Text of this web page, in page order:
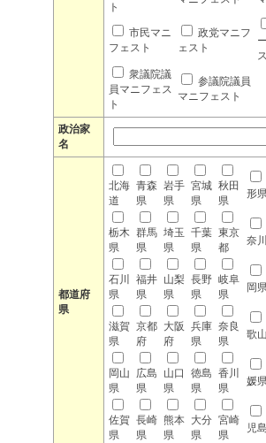
ト
市民マニ
フェスト
政党マニフ
ェスト
衆議院議
員マニフェス
ト
参議院議員
マニフェスト
政治家
名
都道府
県
北海
道
青森
県
岩手
県
宮城
県
秋田
県
形
栃木
県
群馬
県
埼玉
県
千葉
県
東京
都
奈
石川
県
福井
県
山梨
県
長野
県
岐阜
県
岡
滋賀
県
京都
府
大阪
府
兵庫
県
奈良
県
歌
岡山
県
広島
県
山口
県
徳島
県
香川
県
媛
佐賀
県
長崎
県
熊本
県
大分
県
宮崎
県
児